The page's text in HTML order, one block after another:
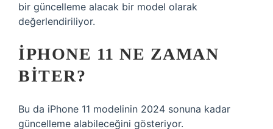
bir güncelleme alacak bir model olarak
değerlendiriliyor.
IPHONE 11 NE ZAMAN
BITER?
Bu da iPhone 11 modelinin 2024 sonuna kadar
güncelleme alabileceğini gösteriyor.